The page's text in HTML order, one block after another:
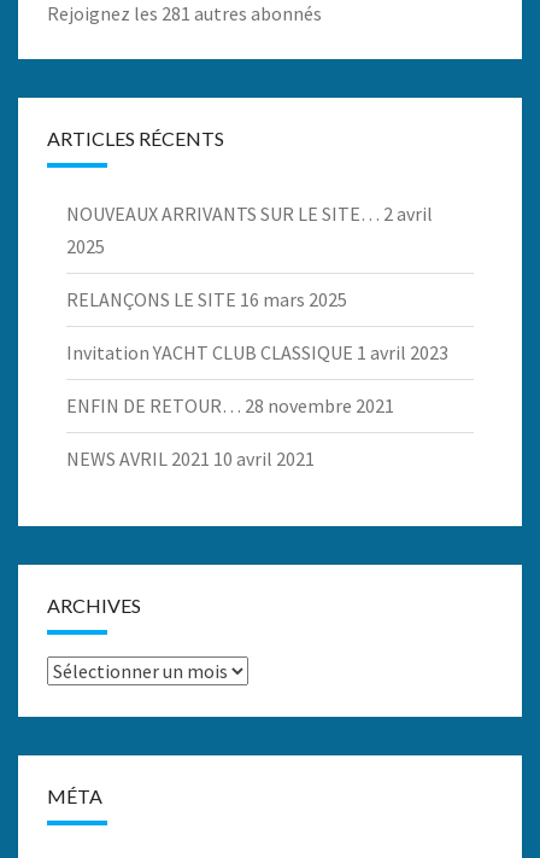
Rejoignez les 281 autres abonnés
ARTICLES RÉCENTS
NOUVEAUX ARRIVANTS SUR LE SITE… 2 avril
2025
RELANÇONS LE SITE 16 mars 2025
Invitation YACHT CLUB CLASSIQUE 1 avril 2023
ENFIN DE RETOUR… 28 novembre 2021
NEWS AVRIL 2021 10 avril 2021
ARCHIVES
Archives
MÉTA